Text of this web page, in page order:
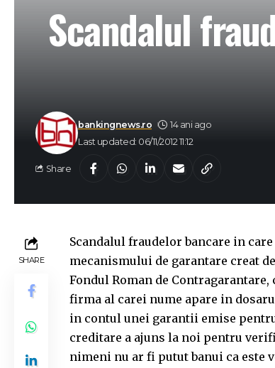
Scandalul
Last updated: 06/11/2012 11:12
bankingnews.ro 14 ani ago
Share
SHARE
Scandalul fraudelor bancare in
mecanismului de garantare creat
Fondul Roman de
firma al carei nume apare in
in contul unei garantii emise
creditare a ajuns la noi pentru
nimeni nu ar fi putut banui ca este